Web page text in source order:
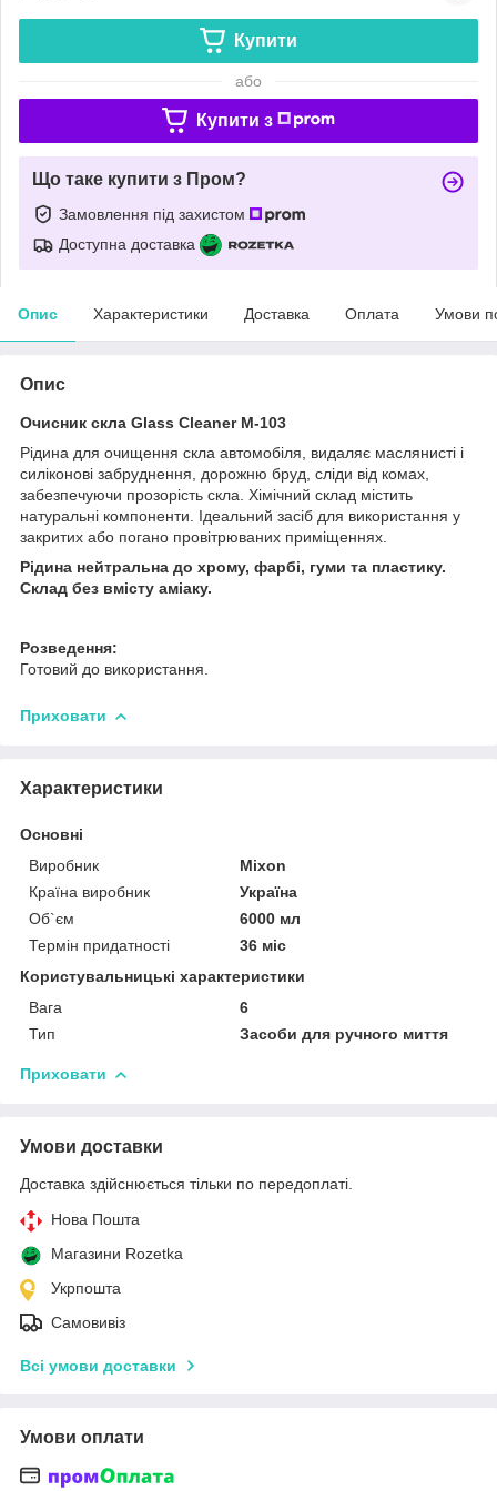
Купити
або
Купити з
Що таке купити з Пром?
Замовлення під захистом
Доступна доставка
Опис Характеристики Доставка Оплата Умови
Опис
Очисник скла Glass Cleaner M-103
Рідина для очищення скла автомобіля, видаляє маслянисті і
силіконові забруднення, дорожню бруд, сліди від комах,
забезпечуючи прозорість скла. Хімічний склад містить
натуральні компоненти. Ідеальний засіб для використання у
закритих або погано провітрюваних приміщеннях.
Рідина нейтральна до хрому, фарбі, гуми та пластику.
Склад без вмісту аміаку.
Розведення:
Готовий до використання.
Приховати
Характеристики
Основні
Виробник
Mixon
Країна виробник
Україна
Об`єм
6000 мл
Термін придатності
36 міс
Користувальницькі характеристики
Вага
6
Тип
Засоби для ручного миття
Приховати
Умови доставки
Доставка здійснюється тільки по передоплаті.
Нова Пошта
Магазини Rozetka
Укрпошта
Самовивіз
Всі умови доставки
Умови оплати